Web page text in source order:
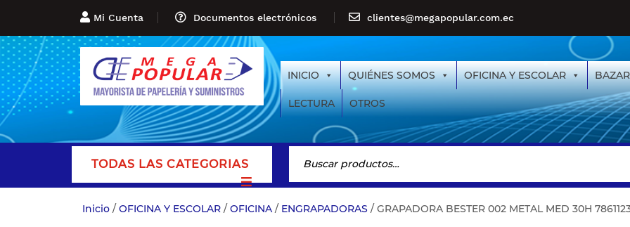
Mi Cuenta Documentos electrónicos clientes@megapopular.com.ec
INICIO QUIÉNES SOMOS OFICINA Y ESCOLAR BAZAR
LECTURA OTROS
TODAS LAS CATEGORIAS
Inicio / OFICINA Y ESCOLAR / OFICINA / ENGRAPADORAS / GRAPADORA BESTER 002 METAL MED 30H